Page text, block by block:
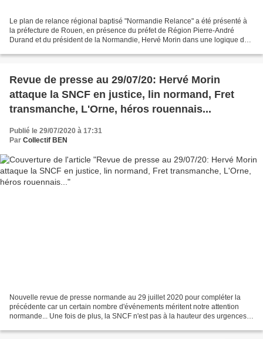
Le plan de relance régional baptisé "Normandie Relance" a été présenté à
la préfecture de Rouen, en présence du préfet de Région Pierre-André
Durand et du président de la Normandie, Hervé Morin dans une logique de
Revue de presse au 29/07/20: Hervé Morin
attaque la SNCF en justice, lin normand, Fret
transmanche, L'Orne, héros rouennais...
Publié le 29/07/2020 à 17:31
Par Collectif BEN
Nouvelle revue de presse normande au 29 juillet 2020 pour compléter la
précédente car un certain nombre d'événements méritent notre attention
normande... Une fois de plus, la SNCF n'est pas à la hauteur des urgences